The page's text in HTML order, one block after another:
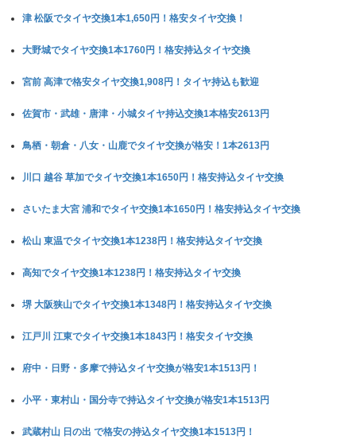
津 松阪でタイヤ交換1本1,650円！格安タイヤ交換！
大野城でタイヤ交換1本1760円！格安持込タイヤ交換
宮前 高津で格安タイヤ交換1,908円！タイヤ持込も歓迎
佐賀市・武雄・唐津・小城タイヤ持込交換1本格安2613円
鳥栖・朝倉・八女・山鹿でタイヤ交換が格安！1本2613円
川口 越谷 草加でタイヤ交換1本1650円！格安持込タイヤ交換
さいたま大宮 浦和でタイヤ交換1本1650円！格安持込タイヤ交換
松山 東温でタイヤ交換1本1238円！格安持込タイヤ交換
高知でタイヤ交換1本1238円！格安持込タイヤ交換
堺 大阪狭山でタイヤ交換1本1348円！格安持込タイヤ交換
江戸川 江東でタイヤ交換1本1843円！格安タイヤ交換
府中・日野・多摩で持込タイヤ交換が格安1本1513円！
小平・東村山・国分寺で持込タイヤ交換が格安1本1513円
武蔵村山 日の出 で格安の持込タイヤ交換1本1513円！